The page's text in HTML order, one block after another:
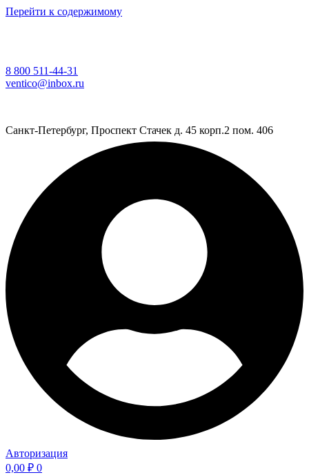
Перейти к содержимому
8 800 511-44-31
ventico@inbox.ru
Санкт-Петербург, Проспект Стачек д. 45 корп.2 пом. 406
Авторизация
0,00 ₽ 0